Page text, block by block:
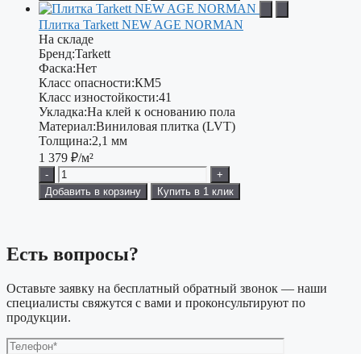
Плитка Tarkett NEW AGE NORMAN
На складе
Бренд:Tarkett
Фаска:Нет
Класс опасности:КМ5
Класс изностойкости:41
Укладка:На клей к основанию пола
Материал:Виниловая плитка (LVT)
Толщина:2,1 мм
1 379 ₽/м²
-
+
Добавить в корзину
Купить в 1 клик
Есть вопросы?
Оставьте заявку на бесплатный обратный звонок — наши
специалисты свяжутся с вами и проконсультируют по
продукции.